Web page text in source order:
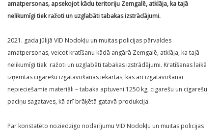
amatpersonas, apsekojot kādu teritoriju Zemgalē, atklāja, ka tajā
nelikumīgi tiek ražoti un uzglabāti tabakas izstrādājumi.
2021. gada jūlijā VID Nodokļu un muitas policijas pārvaldes
amatpersonas, veicot kratīšanu kādā angārā Zemgalē, atklāja, ka tajā
nelikumīgi tiek ražoti un uzglabāti tabakas izstrādājumi. Kratīšanas laikā
izņemtas cigarešu izgatavošanas iekārtas, kās arī izgatavošanai
nepieciešamie materiāli – tabaka aptuveni 1250 kg, cigarešu un cigarešu
paciņu sagataves, kā arī brāķētā gatavā produkcija.
Par konstatēto noziedzīgo nodarījumu VID Nodokļu un muitas policijas